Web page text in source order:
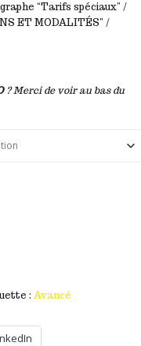
“Tarifs spéciaux” /
ET MODALITÉS” /
? Merci de voir au bas du
: Avancé